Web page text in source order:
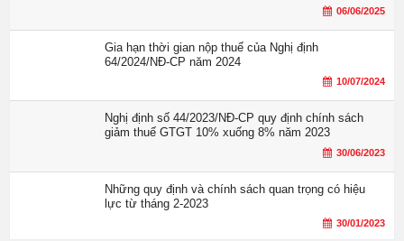
06/06/2025
Gia hạn thời gian nộp thuế của Nghị định
64/2024/NĐ-CP năm 2024
10/07/2024
Nghị định số 44/2023/NĐ-CP quy định chính sách
giảm thuế GTGT 10% xuống 8% năm 2023
30/06/2023
Những quy định và chính sách quan trọng có hiệu
lực từ tháng 2-2023
30/01/2023